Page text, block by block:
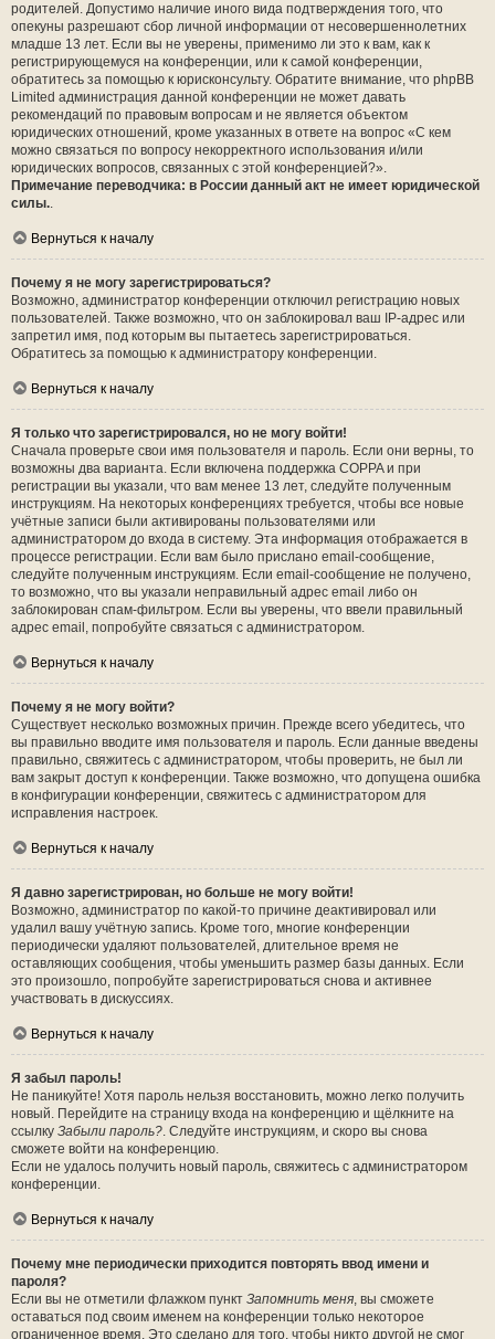
родителей. Допустимо наличие иного вида подтверждения того, что
опекуны разрешают сбор личной информации от несовершеннолетних
младше 13 лет. Если вы не уверены, применимо ли это к вам, как к
регистрирующемуся на конференции, или к самой конференции,
обратитесь за помощью к юрисконсульту. Обратите внимание, что phpBB
Limited администрация данной конференции не может давать
рекомендаций по правовым вопросам и не является объектом
юридических отношений, кроме указанных в ответе на вопрос «С кем
можно связаться по вопросу некорректного использования и/или
юридических вопросов, связанных с этой конференцией?».
Примечание переводчика: в России данный акт не имеет юридической
силы..
Вернуться к началу
Почему я не могу зарегистрироваться?
Возможно, администратор конференции отключил регистрацию новых
пользователей. Также возможно, что он заблокировал ваш IP-адрес или
запретил имя, под которым вы пытаетесь зарегистрироваться.
Обратитесь за помощью к администратору конференции.
Вернуться к началу
Я только что зарегистрировался, но не могу войти!
Сначала проверьте свои имя пользователя и пароль. Если они верны, то
возможны два варианта. Если включена поддержка COPPA и при
регистрации вы указали, что вам менее 13 лет, следуйте полученным
инструкциям. На некоторых конференциях требуется, чтобы все новые
учётные записи были активированы пользователями или
администратором до входа в систему. Эта информация отображается в
процессе регистрации. Если вам было прислано email-сообщение,
следуйте полученным инструкциям. Если email-сообщение не получено,
то возможно, что вы указали неправильный адрес email либо он
заблокирован спам-фильтром. Если вы уверены, что ввели правильный
адрес email, попробуйте связаться с администратором.
Вернуться к началу
Почему я не могу войти?
Существует несколько возможных причин. Прежде всего убедитесь, что
вы правильно вводите имя пользователя и пароль. Если данные введены
правильно, свяжитесь с администратором, чтобы проверить, не был ли
вам закрыт доступ к конференции. Также возможно, что допущена ошибка
в конфигурации конференции, свяжитесь с администратором для
исправления настроек.
Вернуться к началу
Я давно зарегистрирован, но больше не могу войти!
Возможно, администратор по какой-то причине деактивировал или
удалил вашу учётную запись. Кроме того, многие конференции
периодически удаляют пользователей, длительное время не
оставляющих сообщения, чтобы уменьшить размер базы данных. Если
это произошло, попробуйте зарегистрироваться снова и активнее
участвовать в дискуссиях.
Вернуться к началу
Я забыл пароль!
Не паникуйте! Хотя пароль нельзя восстановить, можно легко получить
новый. Перейдите на страницу входа на конференцию и щёлкните на
ссылку Забыли пароль?. Следуйте инструкциям, и скоро вы снова
сможете войти на конференцию.
Если не удалось получить новый пароль, свяжитесь с администратором
конференции.
Вернуться к началу
Почему мне периодически приходится повторять ввод имени и
пароля?
Если вы не отметили флажком пункт Запомнить меня, вы сможете
оставаться под своим именем на конференции только некоторое
ограниченное время. Это сделано для того, чтобы никто другой не смог